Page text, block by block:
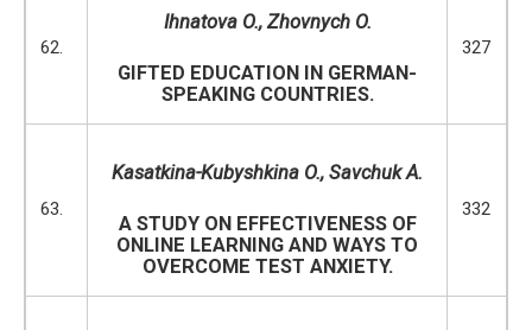
62.
Ihnatova O., Zhovnych O.
GIFTED EDUCATION IN GERMAN-
SPEAKING COUNTRIES.
327
63.
Kasatkina-Kubyshkina O., Savchuk A.
A STUDY ON EFFECTIVENESS OF
ONLINE LEARNING AND WAYS TO
OVERCOME TEST ANXIETY.
332